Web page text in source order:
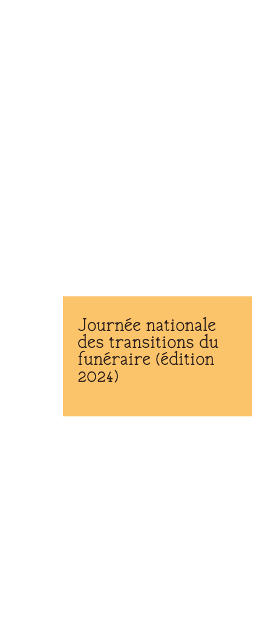
Journée nationale
des transitions du
funéraire (édition
2024)